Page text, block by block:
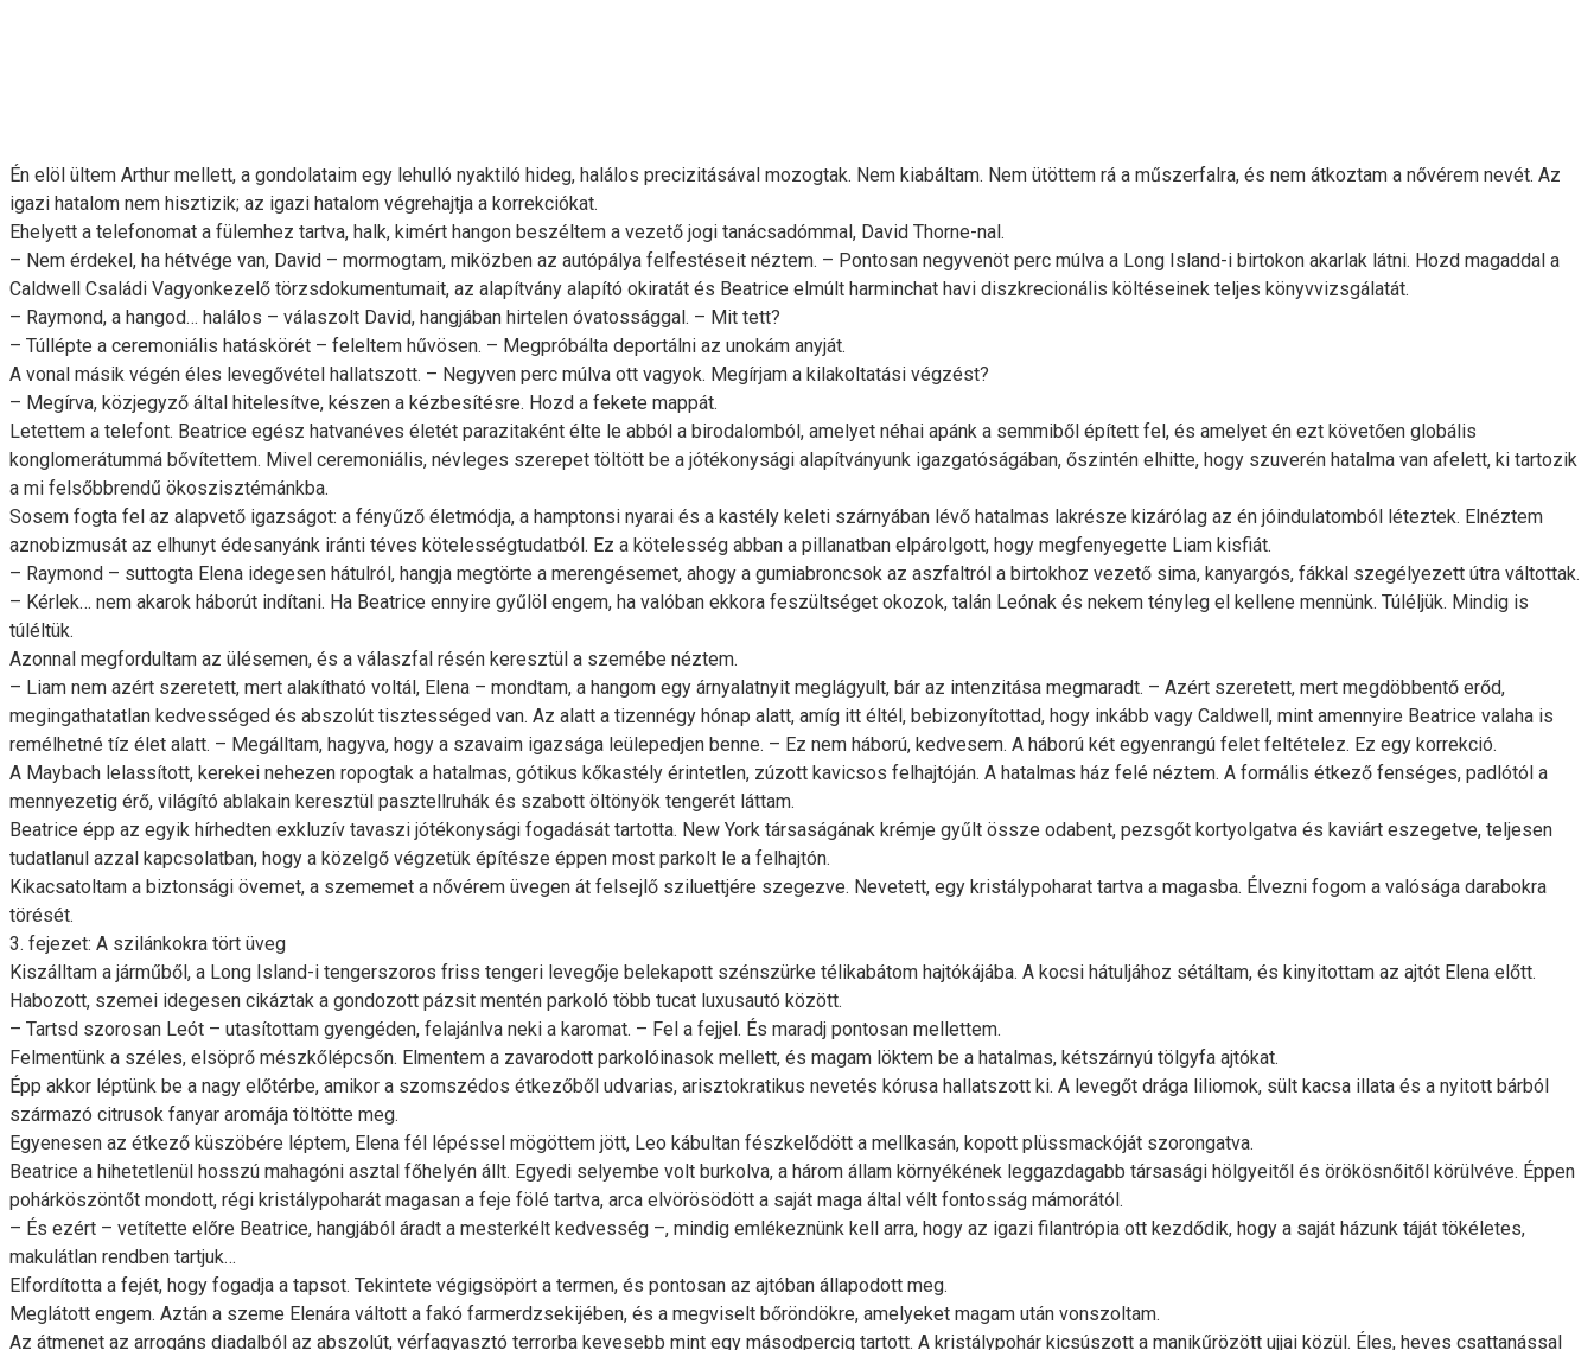
Én elöl ültem Arthur mellett, a gondolataim egy lehulló nyaktiló hideg, halálos precizitásával mozogtak. Nem kiabáltam. Nem ütöttem rá a műszerfalra, és nem átkoztam a nővérem nevét. Az
igazi hatalom nem hisztizik; az igazi hatalom végrehajtja a korrekciókat.
Ehelyett a telefonomat a fülemhez tartva, halk, kimért hangon beszéltem a vezető jogi tanácsadómmal, David Thorne-nal.
– Nem érdekel, ha hétvége van, David – mormogtam, miközben az autópálya felfestéseit néztem. – Pontosan negyvenöt perc múlva a Long Island-i birtokon akarlak látni. Hozd magaddal a
Caldwell Családi Vagyonkezelő törzsdokumentumait, az alapítvány alapító okiratát és Beatrice elmúlt harminchat havi diszkrecionális költéseinek teljes könyvvizsgálatát.
– Raymond, a hangod… halálos – válaszolt David, hangjában hirtelen óvatossággal. – Mit tett?
– Túllépte a ceremoniális hatáskörét – feleltem hűvösen. – Megpróbálta deportálni az unokám anyját.
A vonal másik végén éles levegővétel hallatszott. – Negyven perc múlva ott vagyok. Megírjam a kilakoltatási végzést?
– Megírva, közjegyző által hitelesítve, készen a kézbesítésre. Hozd a fekete mappát.
Letettem a telefont. Beatrice egész hatvanéves életét parazitaként élte le abból a birodalomból, amelyet néhai apánk a semmiből épített fel, és amelyet én ezt követően globális
konglomerátummá bővítettem. Mivel ceremoniális, névleges szerepet töltött be a jótékonysági alapítványunk igazgatóságában, őszintén elhitte, hogy szuverén hatalma van afelett, ki tartozik
a mi felsőbbrendű ökoszisztémánkba.
Sosem fogta fel az alapvető igazságot: a fényűző életmódja, a hamptonsi nyarai és a kastély keleti szárnyában lévő hatalmas lakrésze kizárólag az én jóindulatomból léteztek. Elnéztem
aznobizmusát az elhunyt édesanyánk iránti téves kötelességtudatból. Ez a kötelesség abban a pillanatban elpárolgott, hogy megfenyegette Liam kisfiát.
– Raymond – suttogta Elena idegesen hátulról, hangja megtörte a merengésemet, ahogy a gumiabroncsok az aszfaltról a birtokhoz vezető sima, kanyargós, fákkal szegélyezett útra váltottak.
– Kérlek… nem akarok háborút indítani. Ha Beatrice ennyire gyűlöl engem, ha valóban ekkora feszültséget okozok, talán Leónak és nekem tényleg el kellene mennünk. Túléljük. Mindig is
túléltük.
Azonnal megfordultam az ülésemen, és a válaszfal résén keresztül a szemébe néztem.
– Liam nem azért szeretett, mert alakítható voltál, Elena – mondtam, a hangom egy árnyalatnyit meglágyult, bár az intenzitása megmaradt. – Azért szeretett, mert megdöbbentő erőd,
megingathatatlan kedvességed és abszolút tisztességed van. Az alatt a tizennégy hónap alatt, amíg itt éltél, bebizonyítottad, hogy inkább vagy Caldwell, mint amennyire Beatrice valaha is
remélhetné tíz élet alatt. – Megálltam, hagyva, hogy a szavaim igazsága leülepedjen benne. – Ez nem háború, kedvesem. A háború két egyenrangú felet feltételez. Ez egy korrekció.
A Maybach lelassított, kerekei nehezen ropogtak a hatalmas, gótikus kőkastély érintetlen, zúzott kavicsos felhajtóján. A hatalmas ház felé néztem. A formális étkező fenséges, padlótól a
mennyezetig érő, világító ablakain keresztül pasztellruhák és szabott öltönyök tengerét láttam.
Beatrice épp az egyik hírhedten exkluzív tavaszi jótékonysági fogadását tartotta. New York társaságának krémje gyűlt össze odabent, pezsgőt kortyolgatva és kaviárt eszegetve, teljesen
tudatlanul azzal kapcsolatban, hogy a közelgő végzetük építésze éppen most parkolt le a felhajtón.
Kikacsatoltam a biztonsági övemet, a szememet a nővérem üvegen át felsejlő sziluettjére szegezve. Nevetett, egy kristálypoharat tartva a magasba. Élvezni fogom a valósága darabokra
törését.
3. fejezet: A szilánkokra tört üveg
Kiszálltam a járműből, a Long Island-i tengerszoros friss tengeri levegője belekapott szénszürke télikabátom hajtókájába. A kocsi hátuljához sétáltam, és kinyitottam az ajtót Elena előtt.
Habozott, szemei idegesen cikáztak a gondozott pázsit mentén parkoló több tucat luxusautó között.
– Tartsd szorosan Leót – utasítottam gyengéden, felajánlva neki a karomat. – Fel a fejjel. És maradj pontosan mellettem.
Felmentünk a széles, elsöprő mészkőlépcsőn. Elmentem a zavarodott parkolóinasok mellett, és magam löktem be a hatalmas, kétszárnyú tölgyfa ajtókat.
Épp akkor léptünk be a nagy előtérbe, amikor a szomszédos étkezőből udvarias, arisztokratikus nevetés kórusa hallatszott ki. A levegőt drága liliomok, sült kacsa illata és a nyitott bárból
származó citrusok fanyar aromája töltötte meg.
Egyenesen az étkező küszöbére léptem, Elena fél lépéssel mögöttem jött, Leo kábultan fészkelődött a mellkasán, kopott plüssmackóját szorongatva.
Beatrice a hihetetlenül hosszú mahagóni asztal főhelyén állt. Egyedi selyembe volt burkolva, a három állam környékének leggazdagabb társasági hölgyeitől és örökösnőitől körülvéve. Éppen
pohárköszöntőt mondott, régi kristálypoharát magasan a feje fölé tartva, arca elvörösödött a saját maga által vélt fontosság mámorától.
– És ezért – vetítette előre Beatrice, hangjából áradt a mesterkélt kedvesség –, mindig emlékeznünk kell arra, hogy az igazi filantrópia ott kezdődik, hogy a saját házunk táját tökéletes,
makulátlan rendben tartjuk…
Elfordította a fejét, hogy fogadja a tapsot. Tekintete végigsöpört a termen, és pontosan az ajtóban állapodott meg.
Meglátott engem. Aztán a szeme Elenára váltott a fakó farmerdzsekijében, és a megviselt bőröndökre, amelyeket magam után vonszoltam.
Az átmenet az arrogáns diadalból az abszolút, vérfagyasztó terrorba kevesebb mint egy másodpercig tartott. A kristálypohár kicsúszott a manikűrözött ujjai közül. Éles, heves csattanással